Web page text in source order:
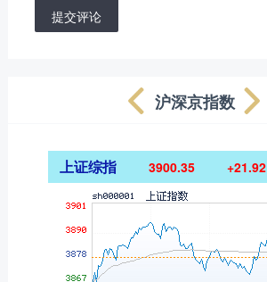
提交评论
沪深京指数
上证综指 3900.35 +21.92